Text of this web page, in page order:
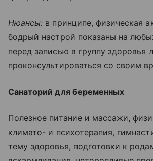
Нюансы: в принципе, физическая
бодрый настрой показаны на
перед записью в группу здоровья
проконсультироваться со своим
Санаторий для беременных
Полезное питание и массажи,
климато- и психотерапия,
тему здоровья, подготовки к